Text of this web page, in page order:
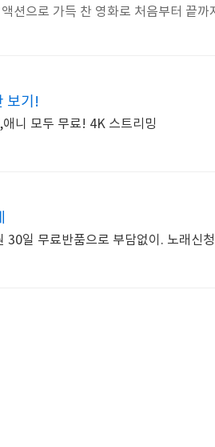
션으로 가득 찬 영화로 처음부터 끝까
보기!
니 모두 무료! 4K 스트리밍
30일 무료반품으로 부담없이. 노래신